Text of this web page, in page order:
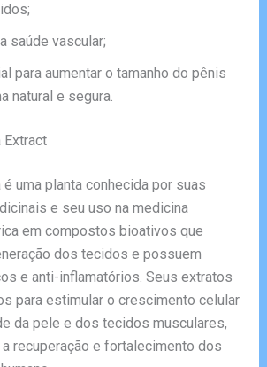
saúde vascular;
para aumentar o tamanho do pênis
natural e segura.
Extract
uma planta conhecida por suas
e seu uso na medicina
em compostos bioativos que
dos tecidos e possuem
e anti-inflamatórios. Seus extratos
para estimular o crescimento celular
da pele e dos tecidos musculares,
recuperação e fortalecimento dos